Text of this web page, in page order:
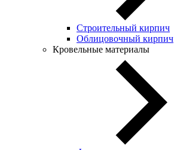
Строительный кирпич
Облицовочный кирпич
Кровельные материалы